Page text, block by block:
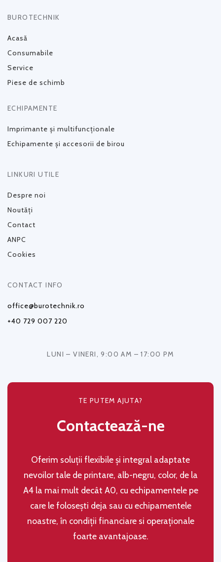
BUROTECHNIK
Acasă
Consumabile
Service
Piese de schimb
ECHIPAMENTE
Imprimante și multifuncționale
Echipamente și accesorii de birou
LINKURI UTILE
Despre noi
Noutăți
Contact
ANPC
Cookies
CONTACT INFO
office@burotechnik.ro
+40 729 007 220
LUNI – VINERI, 9:00 AM – 17:00 PM
TE PUTEM AJUTA?
Contactează-ne
Oferim soluţii flexibile şi integral adaptate
nevoilor tale de printare, alb-negru, color, de la
A4 la mai mult decât A0, cu echipamentele pe
care le folosești deja sau cu echipamentele
noastre, în condiţii financiare si operaţionale
foarte avantajoase.